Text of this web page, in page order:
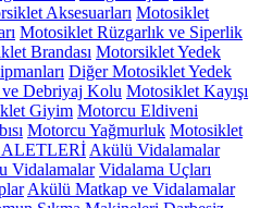
Aksesuarları Motosiklet
Motosiklet Rüzgarlık ve Siperlik
Brandası Motorsiklet Yedek
Diğer Motosiklet Yedek
Debriyaj Kolu Motosiklet Kayışı
Giyim Motorcu Eldiveni
Motorcu Yağmurluk Motosiklet
Akülü Vidalamalar
Vidalamalar Vidalama Uçları
Akülü Matkap ve Vidalamalar